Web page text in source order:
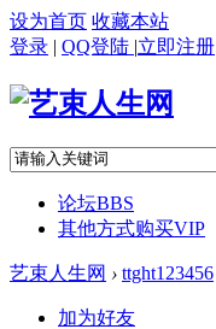
设为首页 收藏本站
登录 | QQ登陆 |立即注册
论坛BBS
其他方式购买VIP
艺束人生网 › ttght123456
加为好友